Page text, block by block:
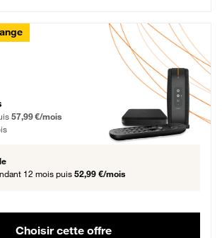
Fibre
12 mois puis 57,99 € par mois, Engagement 12 mois
57,99 €/mois
12 mois puis 52,99 €/mois
Choisir cette offre